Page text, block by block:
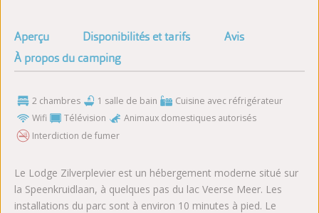
Aperçu Disponibilités et tarifs
Avis
À propos du camping
2 chambres 1 salle de bain
Cuisine avec réfrigérateur
Wifi
Télévision
Animaux domestiques autorisés
Interdiction de fumer
Le Lodge Zilverplevier est un hébergement moderne situé sur
la Speenkruidlaan, à quelques pas du lac Veerse Meer. Les
installations du parc sont à environ 10 minutes à pied. Le